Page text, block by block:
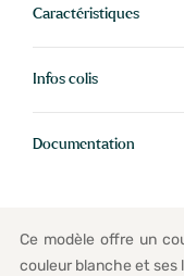
Caractéristiques
Infos colis
Documentation
Ce modèle offre un
couleur blanche et ses